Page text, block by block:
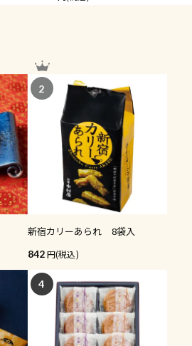
2
新宿カリーあられ 8袋入
842 (税込)
4